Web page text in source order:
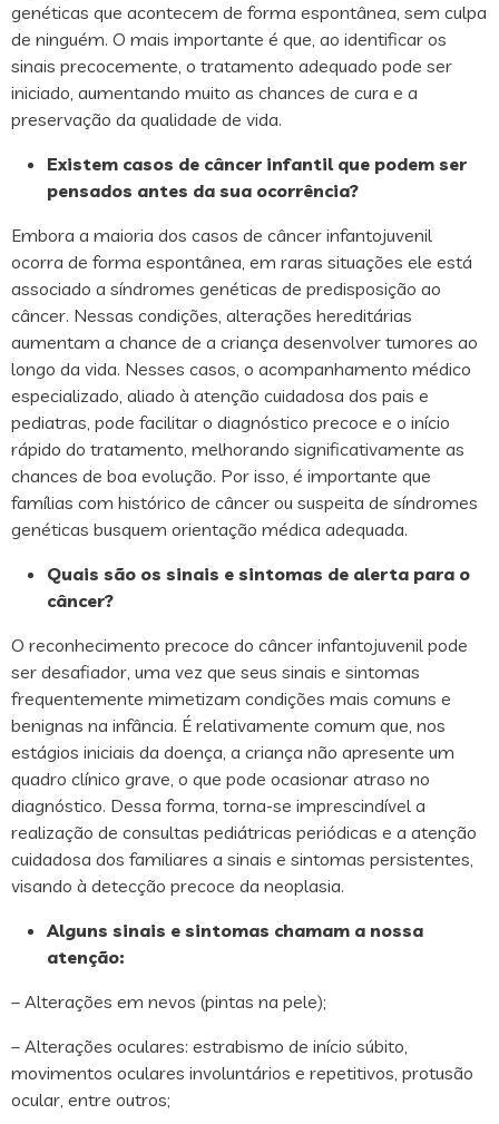
genéticas que acontecem de forma espontânea, sem culpa
de ninguém. O mais importante é que, ao identificar os
sinais precocemente, o tratamento adequado pode ser
iniciado, aumentando muito as chances de cura e a
preservação da qualidade de vida.
Existem casos de câncer infantil que podem ser
pensados antes da sua ocorrência?
Embora a maioria dos casos de câncer infantojuvenil
ocorra de forma espontânea, em raras situações ele está
associado a síndromes genéticas de predisposição ao
câncer. Nessas condições, alterações hereditárias
aumentam a chance de a criança desenvolver tumores ao
longo da vida. Nesses casos, o acompanhamento médico
especializado, aliado à atenção cuidadosa dos pais e
pediatras, pode facilitar o diagnóstico precoce e o início
rápido do tratamento, melhorando significativamente as
chances de boa evolução. Por isso, é importante que
famílias com histórico de câncer ou suspeita de síndromes
genéticas busquem orientação médica adequada.
Quais são os sinais e sintomas de alerta para o
câncer?
O reconhecimento precoce do câncer infantojuvenil pode
ser desafiador, uma vez que seus sinais e sintomas
frequentemente mimetizam condições mais comuns e
benignas na infância. É relativamente comum que, nos
estágios iniciais da doença, a criança não apresente um
quadro clínico grave, o que pode ocasionar atraso no
diagnóstico. Dessa forma, torna-se imprescindível a
realização de consultas pediátricas periódicas e a atenção
cuidadosa dos familiares a sinais e sintomas persistentes,
visando à detecção precoce da neoplasia.
Alguns sinais e sintomas chamam a nossa
atenção:
– Alterações em nevos (pintas na pele);
– Alterações oculares: estrabismo de início súbito,
movimentos oculares involuntários e repetitivos, protusão
ocular, entre outros;